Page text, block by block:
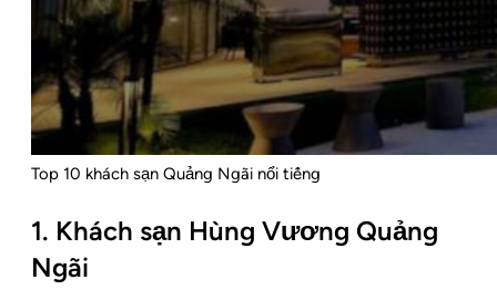
Top 10 khách sạn Quảng Ngãi nổi tiếng
1. Khách sạn Hùng Vương Quảng
Ngãi